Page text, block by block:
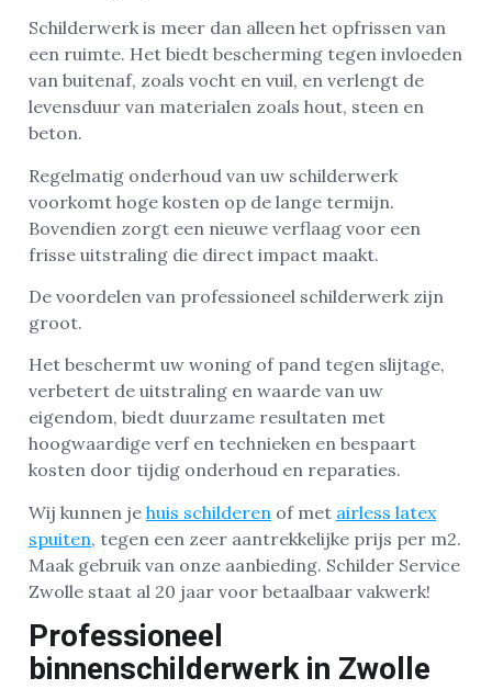
Schilderwerk is meer dan alleen het opfrissen van
een ruimte. Het biedt bescherming tegen invloeden
van buitenaf, zoals vocht en vuil, en verlengt de
levensduur van materialen zoals hout, steen en
beton.
Regelmatig onderhoud van uw schilderwerk
voorkomt hoge kosten op de lange termijn.
Bovendien zorgt een nieuwe verflaag voor een
frisse uitstraling die direct impact maakt.
De voordelen van professioneel schilderwerk zijn
groot.
Het beschermt uw woning of pand tegen slijtage,
verbetert de uitstraling en waarde van uw
eigendom, biedt duurzame resultaten met
hoogwaardige verf en technieken en bespaart
kosten door tijdig onderhoud en reparaties.
Wij kunnen je huis schilderen of met airless latex
spuiten, tegen een zeer aantrekkelijke prijs per m2.
Maak gebruik van onze aanbieding. Schilder Service
Zwolle staat al 20 jaar voor betaalbaar vakwerk!
Professioneel
binnenschilderwerk in Zwolle